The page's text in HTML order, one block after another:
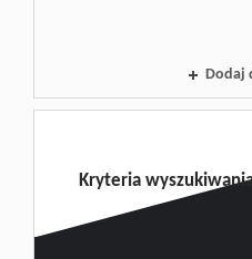
Dodaj
Kryteria